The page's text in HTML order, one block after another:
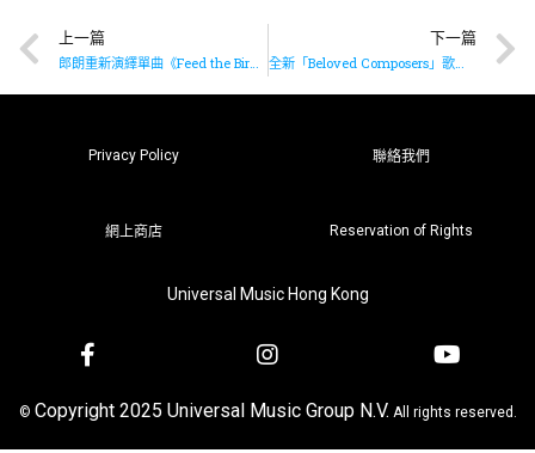
上一篇
郎朗重新演繹單曲《Feed the Birds》
下一篇
全新「Beloved Composers」歌單系列已推出
Privacy Policy 聯絡我們
網上商店 Reservation of Rights
Universal Music Hong Kong
© Copyright 2025 Universal Music Group N.V. All rights reserved.